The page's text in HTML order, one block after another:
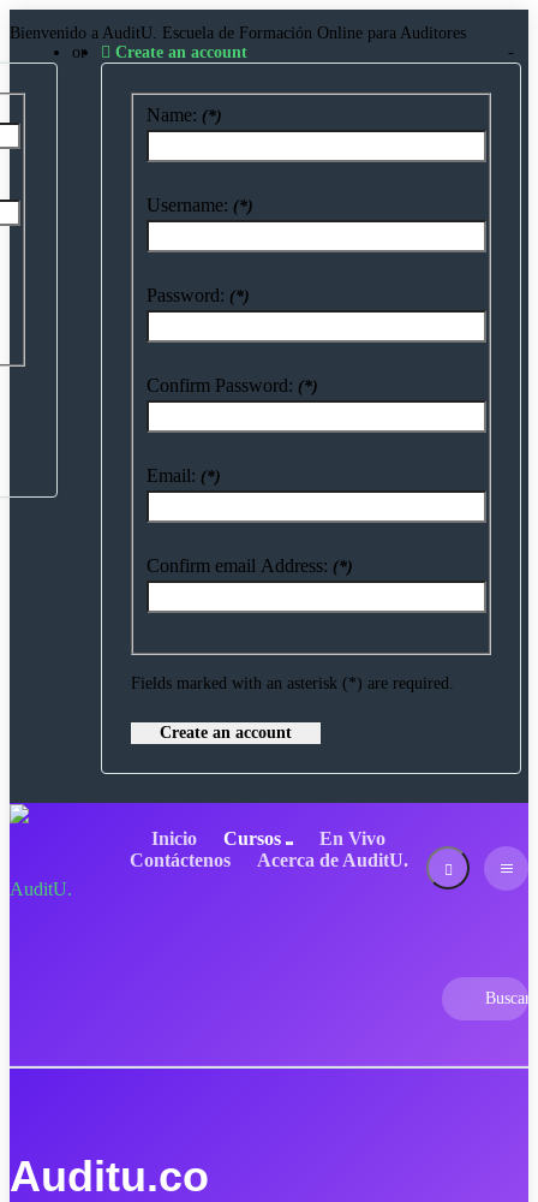
Bienvenido a AuditU. Escuela de Formación Online para Auditores
or
Create an account
Name: (*)
Username: (*)
Password: (*)
Confirm Password: (*)
Email: (*)
Confirm email Address: (*)
Fields marked with an asterisk (*) are required.
Create an account
Inicio Cursos
En Vivo
Contáctenos
Acerca de AuditU.
Auditu.co